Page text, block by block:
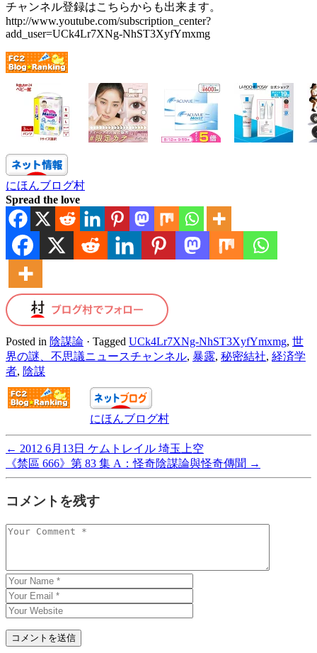
チャンネル登録はこちらからも出来ます。
http://www.youtube.com/subscription_center?
add_user=UCk4Lr7XNg-NhST3XyfYmxmg
にほんブログ村
Spread the love
Posted in 陰謀論 · Tagged UCk4Lr7XNg-NhST3XyfYmxmg, 世
界の謎、不思議ニュースチャンネル, 暴露, 秘密結社, 経済学
者, 陰謀
にほんブログ村
← 2012 6月13日 ケムトレイル 埼玉上空
《禁區 666》第 83 集 A：怪奇陰謀論與怪奇傳聞 →
コメントを残す